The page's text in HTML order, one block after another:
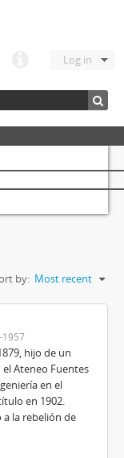
Log in
by: Most recent
1957
hijo de un
Ateneo Fuentes
en el
en 1902.
la rebelión de